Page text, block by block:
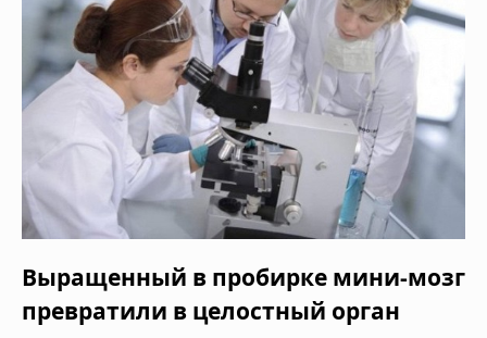
Выращенный в пробирке мини-мозг
превратили в целостный орган